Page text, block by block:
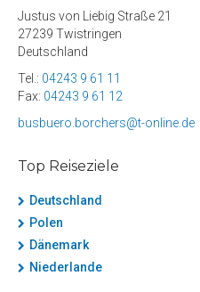
Justus von Liebig Straße 21
27239 Twistringen
Deutschland
Tel.: 04243 9 61 11
Fax: 04243 9 61 12
busbuero.borchers@t-online.de
Top Reiseziele
Deutschland
Polen
Dänemark
Niederlande